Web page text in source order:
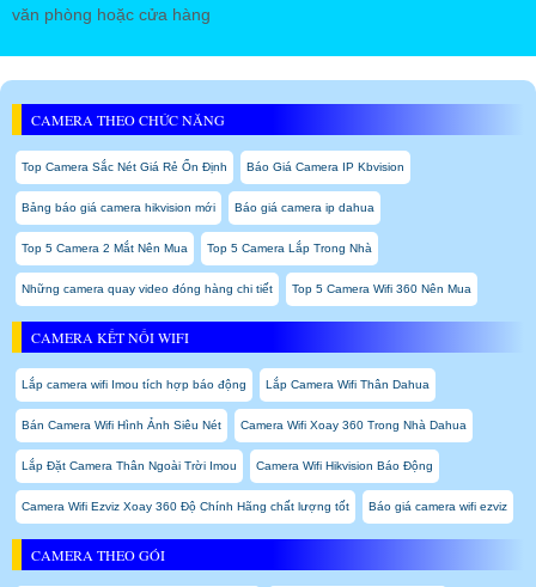
văn phòng hoặc cửa hàng
CAMERA THEO CHỨC NĂNG
Top Camera Sắc Nét Giá Rẻ Ổn Định Báo Giá Camera IP Kbvision
Bảng báo giá camera hikvision mới Báo giá camera ip dahua
Top 5 Camera 2 Mắt Nên Mua Top 5 Camera Lắp Trong Nhà
Những camera quay video đóng hàng chi tiết Top 5 Camera Wifi 360 Nên Mua
CAMERA KẾT NỐI WIFI
Lắp camera wifi Imou tích hợp báo động Lắp Camera Wifi Thân Dahua
Bán Camera Wifi Hình Ảnh Siêu Nét Camera Wifi Xoay 360 Trong Nhà Dahua
Lắp Đặt Camera Thân Ngoài Trời Imou Camera Wifi Hikvision Báo Động
Camera Wifi Ezviz Xoay 360 Độ Chính Hãng chất lượng tốt Báo giá camera wifi ezviz
CAMERA THEO GÓI